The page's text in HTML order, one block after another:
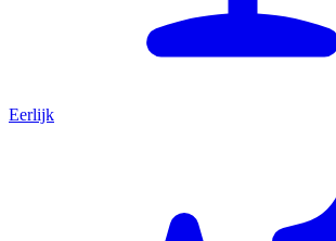
Eerlijk